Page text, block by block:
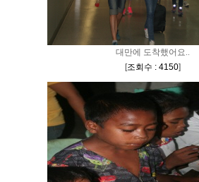
대만에 도착했어요..
[조회수 : 4150]